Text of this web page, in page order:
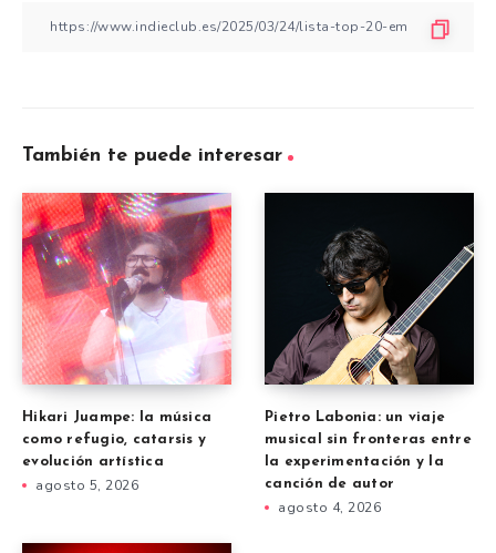
También te puede interesar
Hikari Juampe: la música
como refugio, catarsis y
evolución artística
agosto 5, 2026
Pietro Labonia: un viaje
musical sin fronteras entre
la experimentación y la
canción de autor
agosto 4, 2026